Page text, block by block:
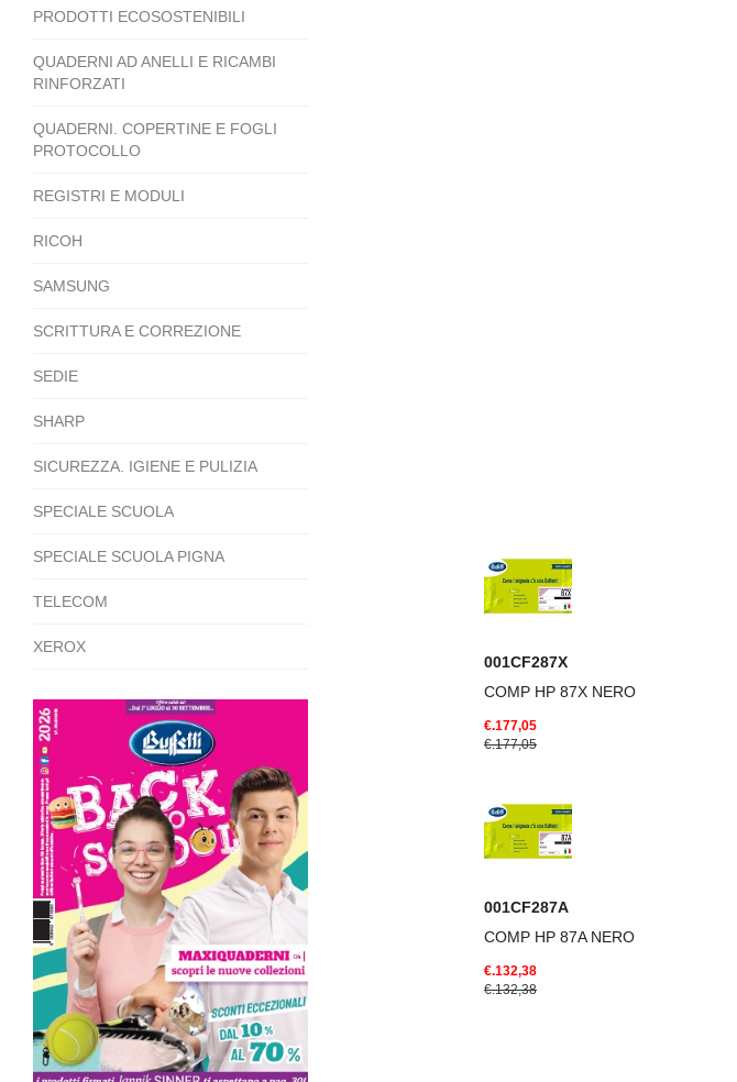
PRODOTTI ECOSOSTENIBILI
QUADERNI AD ANELLI E RICAMBI
RINFORZATI
QUADERNI. COPERTINE E FOGLI
PROTOCOLLO
REGISTRI E MODULI
RICOH
SAMSUNG
SCRITTURA E CORREZIONE
SEDIE
SHARP
SICUREZZA. IGIENE E PULIZIA
SPECIALE SCUOLA
SPECIALE SCUOLA PIGNA
TELECOM
XEROX
001CF287X
COMP HP 87X NERO
€.177,05
€.177,05
001CF287A
COMP HP 87A NERO
€.132,38
€.132,38